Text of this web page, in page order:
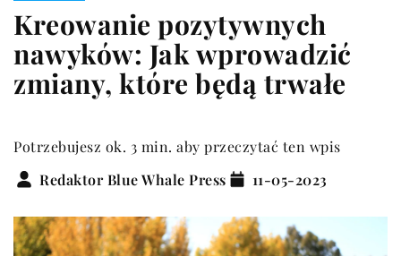
Kreowanie pozytywnych
nawyków: Jak wprowadzić
zmiany, które będą trwałe
Potrzebujesz ok. 3 min. aby przeczytać ten wpis
Redaktor Blue Whale Press
11-05-2023